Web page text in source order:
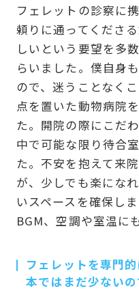
フェレットの診察に
頼りに通ってくださ
しいという要望を多
らいました。僕自身
ので、迷うことなく
点を置いた動物病院
た。開院の際にこだ
中で可能な限り待合
た。不安を抱えて来
が、少しでも楽にな
いスペースを確保し
BGM、空調や室温に
フェレットを専門
本ではまだ少ないの